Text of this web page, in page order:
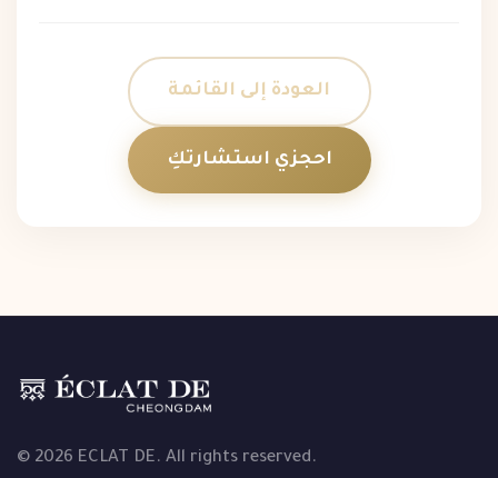
العودة إلى القائمة
احجزي استشارتكِ
© 2026 ECLAT DE. All rights reserved.